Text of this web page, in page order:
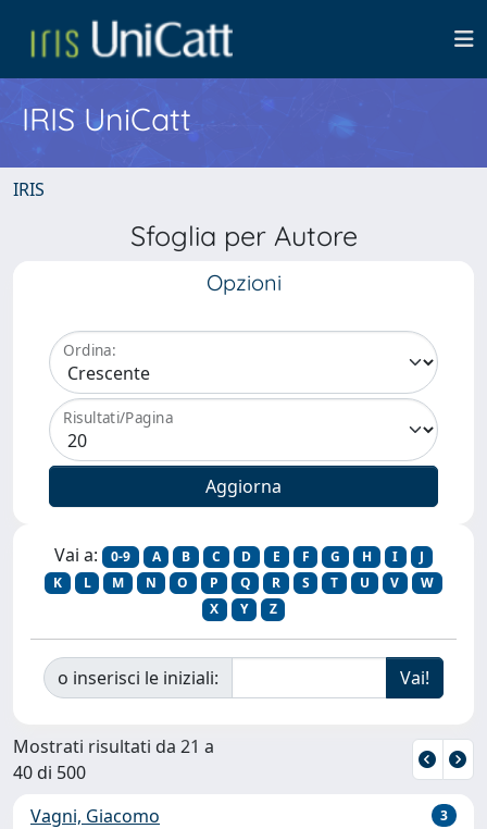
IRIS UniCatt
IRIS
Sfoglia per Autore
Opzioni
Ordina:
Risultati/Pagina
Vai a: 0-9 A B C D E F G H I
J
K
L M N O P Q R S T U V
W
X
Y Z
o inserisci le iniziali:
Mostrati risultati da 21 a
40 di 500
Vagni, Giacomo
3